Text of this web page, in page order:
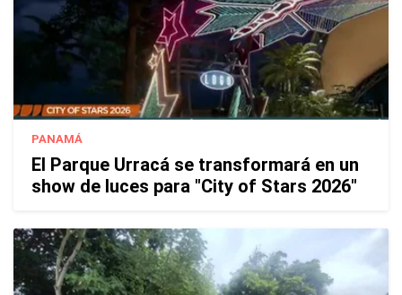
PANAMÁ
El Parque Urracá se transformará en un
show de luces para "City of Stars 2026"